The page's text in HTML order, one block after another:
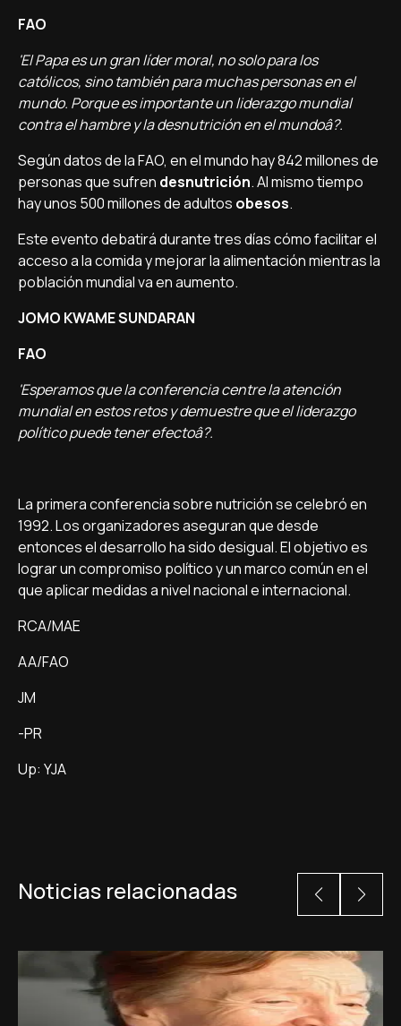
FAO
'El Papa es un gran lí­der moral, no solo para los
católicos, sino también para muchas personas en el
mundo. Porque es importante un liderazgo mundial
contra el hambre y la desnutrición en el mundoâ?.
Según datos de la FAO, en el mundo hay 842 millones de
personas que sufren desnutrición. Al mismo tiempo
hay unos 500 millones de adultos obesos.
Este evento debatirá durante tres dí­as cómo facilitar el
acceso a la comida y mejorar la alimentación mientras la
población mundial va en aumento.
JOMO KWAME SUNDARAN
FAO
'Esperamos que la conferencia centre la atención
mundial en estos retos y demuestre que el liderazgo
polí­tico puede tener efectoâ?.
La primera conferencia sobre nutrición se celebró en
1992. Los organizadores aseguran que desde
entonces el desarrollo ha sido desigual. El objetivo es
lograr un compromiso polí­tico y un marco común en el
que aplicar medidas a nivel nacional e internacional.
RCA/MAE
AA/FAO
JM
-PR
Up: YJA
Noticias relacionadas